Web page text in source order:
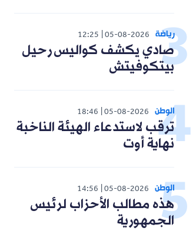
رياضة 05-08-2026
12:25
صادي يكشف كواليس رحيل
بيتكوفيتش
الوطن 05-08-2026
18:46
ترقب لاستدعاء الهيئة الناخبة
نهاية أوت
الوطن 05-08-2026
14:56
هذه مطالب الأحزاب لرئيس
الجمهورية